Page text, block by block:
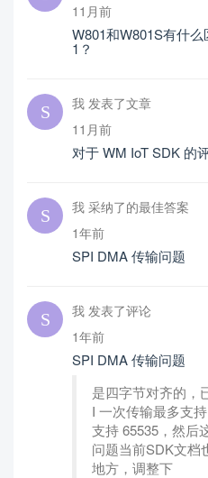
11月前
W801和W801S有什
1？
我 发表了文章
11月前
对于 WM IoT SDK 的
我 采纳了的最佳答案
1年前
SPI DMA 传输问题
我 发表了评论
1年前
SPI DMA 传输问题
是四字节对齐的，
I 一次传输最多支
支持 65535，然后
问题当前SDK文档
地方，调整下